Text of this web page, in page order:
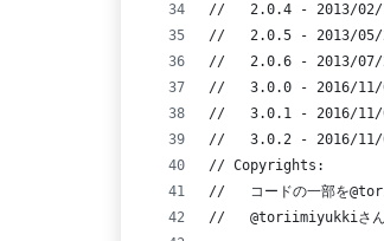
//   2.0.4 - 2013/02/16
//   2.0.5 - 2013/05/22
//   2.0.6 - 2013/07/25
//   3.0.0 - 2016/11/04
//   3.0.1 - 2016/11/05
//   3.0.2 - 2016/11/05
// Copyrights:
//   コードの一部を
//   @toriimiyukkiさん記